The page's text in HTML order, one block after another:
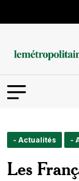
- Actualités -
Les